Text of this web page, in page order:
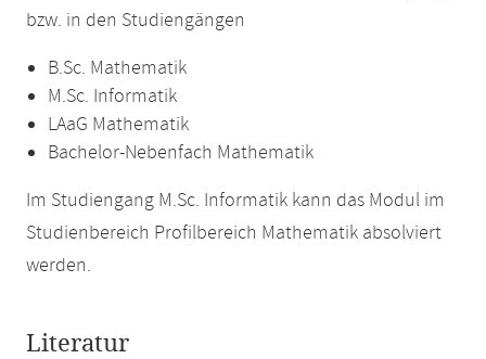
bzw. in den Studiengängen
B.Sc. Mathematik
M.Sc. Informatik
LAaG Mathematik
Bachelor-Nebenfach Mathematik
Im Studiengang M.Sc. Informatik kann das Modul im
Studienbereich Profilbereich Mathematik absolviert
werden.
Literatur